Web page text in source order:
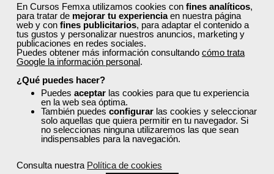
En Cursos Femxa utilizamos cookies con fines analíticos,
para tratar de mejorar tu experienciaen nuestra página
web y con fines publicitarios, para adaptar el contenido a
tus gustos y personalizar nuestros anuncios, marketing y
publicaciones en redes sociales.
Puedes obtener más información consultando cómo trata
Google la información personal.
¿Qué puedes hacer?
Puedes aceptar las cookies para que tu experiencia
en la web sea óptima.
También puedes configurar las cookies y seleccionar
solo aquellas que quiera permitir en tu navegador. Si
no seleccionas ninguna utilizaremos las que sean
indispensables para la navegación.
Consulta nuestra Política de cookies